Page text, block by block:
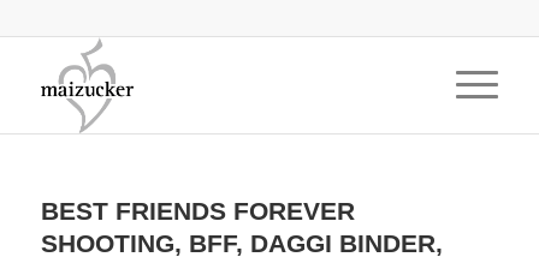
BEST FRIENDS FOREVER
SHOOTING, BFF, DAGGI BINDER,